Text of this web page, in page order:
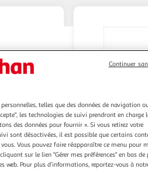
Paris PrixTête de lit en velours
shelly 180cm
Vendu parParis
telles que des données de navigation
les technologies de suivi prendront en charge
des données pour fournir ». Si vous retirez votre
sont désactivées, il est possible que certains
Vous pouvez faire réapparaître ce menu pour
sur le lien "Gérer mes préférences" en bas de
web. Pour plus d’informations, reportez-vous à
Continuer